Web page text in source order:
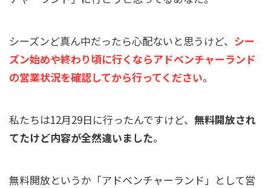
シーズンど真ん中だったら心配ないと思うけど、 シー
ズン始めや終わり頃に行くならアドベンチャーランド
の営業状況を確認してから行ってください。
私たちは12月29日に行ったんですけど、 無料開放され
てたけど内容が全然違いました。
無料開放というか「アドベンチャーランド」として営